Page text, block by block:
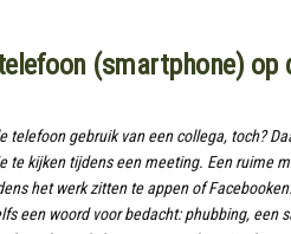
(smartphone) op
gebruik van een collega, toch?
te kijken tijdens een meeting. Een ruime
het werk zitten te appen of
een woord voor bedacht: phubbing, een